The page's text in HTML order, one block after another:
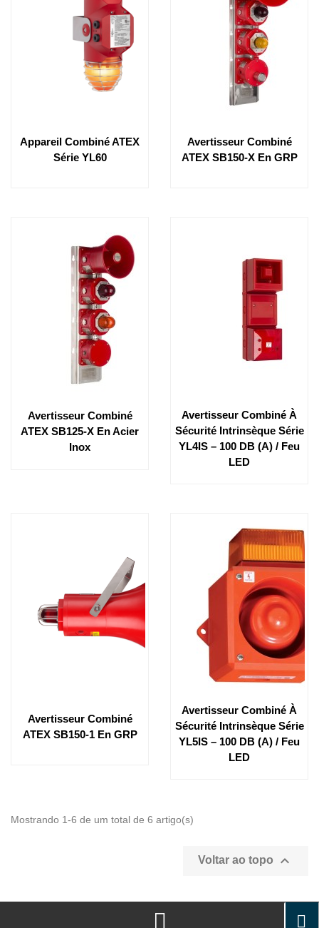
Appareil Combiné ATEX
Série YL60
Avertisseur Combiné
ATEX SB150-X En GRP
Avertisseur Combiné
ATEX SB125-X En Acier
Inox
Avertisseur Combiné À
Sécurité Intrinsèque Série
YL4IS – 100 DB (A) / Feu
LED
Avertisseur Combiné
ATEX SB150-1 En GRP
Avertisseur Combiné À
Sécurité Intrinsèque Série
YL5IS – 100 DB (A) / Feu
LED
Mostrando 1-6 de um total de 6 artigo(s)
Voltar ao topo 